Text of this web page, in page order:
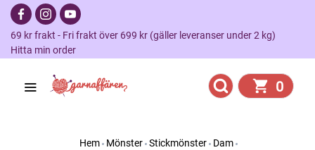
69 kr frakt - Fri frakt över 699 kr (gäller leveranser under 2 kg)
Hitta min order
0
Hem Mönster Stickmönster Dam